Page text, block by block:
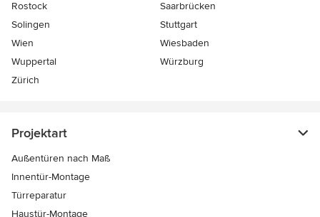
Rostock
Saarbrücken
Solingen
Stuttgart
Wien
Wiesbaden
Wuppertal
Würzburg
Zürich
Projektart
Außentüren nach Maß
Innentür-Montage
Türreparatur
Haustür-Montage